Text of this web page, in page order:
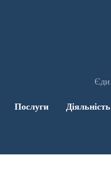
Послуги Діяльність